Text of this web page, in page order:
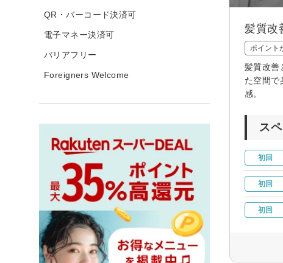
髪質改
ポイント
髪質改善
た空間で
感。
ス
初回
初回
初回
QR・バーコード決済可
電子マネー決済可
バリアフリー
Foreigners Welcome